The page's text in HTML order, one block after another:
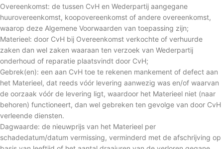
Overeenkomst: de tussen CvH en Wederpartij aangegane
huurovereenkomst, koopovereenkomst of andere overeenkomst,
waarop deze Algemene Voorwaarden van toepassing zijn;
Materieel: door CvH bij Overeenkomst verkochte of verhuurde
zaken dan wel zaken waaraan ten verzoek van Wederpartij
onderhoud of reparatie plaatsvindt door CvH;
Gebrek(en): een aan CvH toe te rekenen mankement of defect aan
het Materieel, dat reeds vóór levering aanwezig was en/of waarvan
de oorzaak vóór de levering ligt, waardoor het Materieel niet (naar
behoren) functioneert, dan wel gebreken ten gevolge van door CvH
verleende diensten.
Dagwaarde: de nieuwprijs van het Materieel per
schadedatum/datum vermissing, verminderd met de afschrijving op